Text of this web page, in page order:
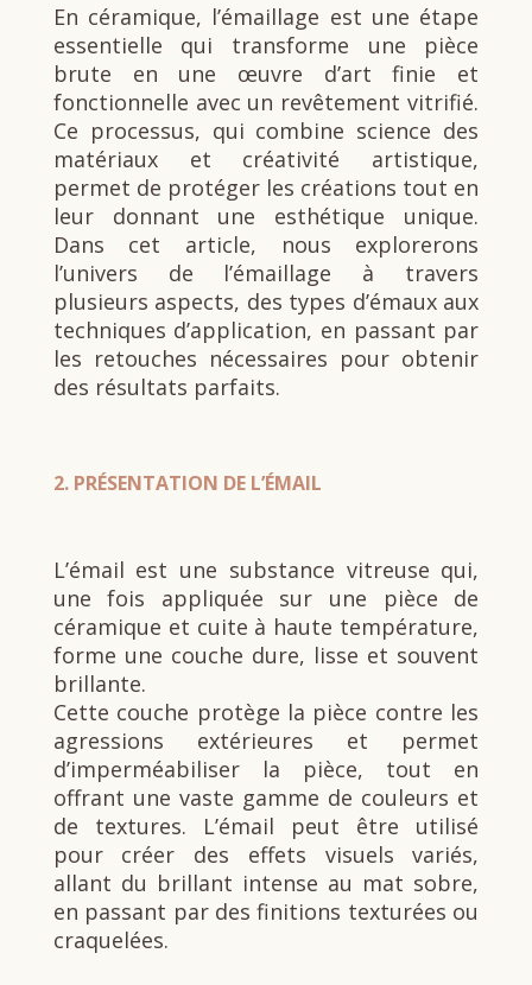
En céramique, l’émaillage est une étape
essentielle qui transforme une pièce
brute en une œuvre d’art finie et
fonctionnelle avec un revêtement vitrifié.
Ce processus, qui combine science des
matériaux et créativité artistique,
permet de protéger les créations tout en
leur donnant une esthétique unique.
Dans cet article, nous explorerons
l’univers de l’émaillage à travers
plusieurs aspects, des types d’émaux aux
techniques d’application, en passant par
les retouches nécessaires pour obtenir
des résultats parfaits.
2. PRÉSENTATION DE L’ÉMAIL
L’émail est une substance vitreuse qui,
une fois appliquée sur une pièce de
céramique et cuite à haute température,
forme une couche dure, lisse et souvent
brillante.
Cette couche protège la pièce contre les
agressions extérieures et permet
d’imperméabiliser la pièce, tout en
offrant une vaste gamme de couleurs et
de textures. L’émail peut être utilisé
pour créer des effets visuels variés,
allant du brillant intense au mat sobre,
en passant par des finitions texturées ou
craquelées.